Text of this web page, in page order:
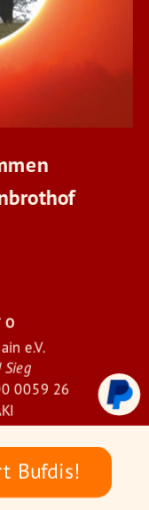
Bufdis!
e.V.
Sieg
0059 26